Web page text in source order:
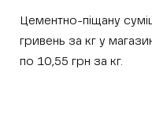
Цементно-піщану
гривень за кг у
по 10,55 грн за кг.